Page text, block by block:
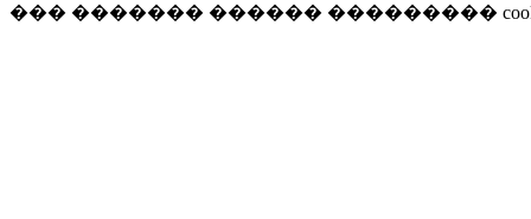
��� ������� ������ ���������